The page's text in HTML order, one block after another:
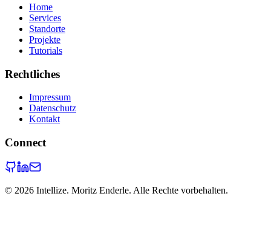
Home
Services
Standorte
Projekte
Tutorials
Rechtliches
Impressum
Datenschutz
Kontakt
Connect
© 2026 Intellize. Moritz Enderle. Alle Rechte vorbehalten.